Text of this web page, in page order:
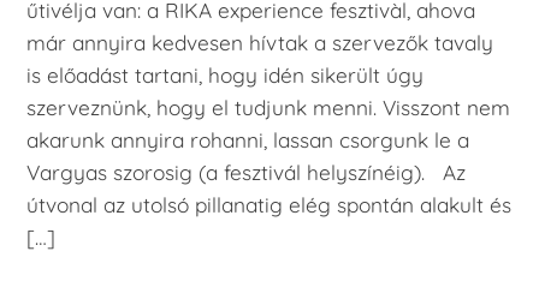
űtivélja van: a RIKA experience fesztivàl, ahova
már annyira kedvesen hívtak a szervezők tavaly
is előadást tartani, hogy idén sikerült úgy
szerveznünk, hogy el tudjunk menni. Visszont nem
akarunk annyira rohanni, lassan csorgunk le a
Vargyas szorosig (a fesztivál helyszínéig). Az
útvonal az utolsó pillanatig elég spontán alakult és
[…]